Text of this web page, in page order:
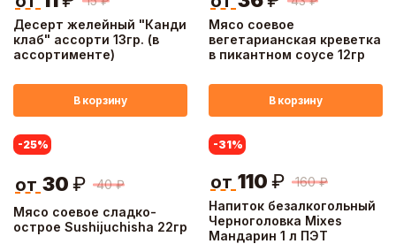
Десерт желейный "Канди
клаб" ассорти 13гр. (в
ассортименте)
В корзину
Мясо соевое
вегетарианская креветка
в пикантном соусе 12гр
В корзину
Мясо соевое сладко-
острое Sushijuchisha 22гр
-25%
40 ₽
от 30 ₽
Напиток безалкогольный
Черноголовка Mixes
Мандарин 1 л ПЭТ
-31%
160 ₽
от 110 ₽